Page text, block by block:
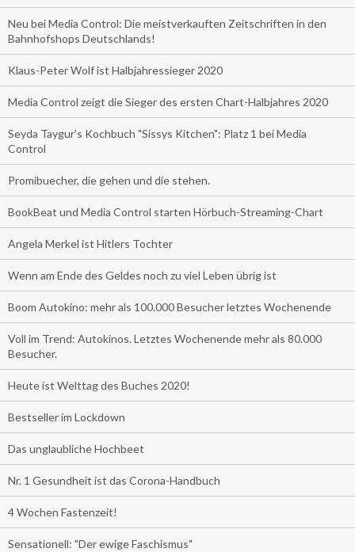
Neu bei Media Control: Die meistverkauften Zeitschriften in den
Bahnhofshops Deutschlands!
Klaus-Peter Wolf ist Halbjahressieger 2020
Media Control zeigt die Sieger des ersten Chart-Halbjahres 2020
Seyda Taygur's Kochbuch "Sissys Kitchen": Platz 1 bei Media
Control
Promibuecher, die gehen und die stehen.
BookBeat und Media Control starten Hörbuch-Streaming-Chart
Angela Merkel ist Hitlers Tochter
Wenn am Ende des Geldes noch zu viel Leben übrig ist
Boom Autokino: mehr als 100.000 Besucher letztes Wochenende
Voll im Trend: Autokinos. Letztes Wochenende mehr als 80.000
Besucher.
Heute ist Welttag des Buches 2020!
Bestseller im Lockdown
Das unglaubliche Hochbeet
Nr. 1 Gesundheit ist das Corona-Handbuch
4 Wochen Fastenzeit!
Sensationell: "Der ewige Faschismus"